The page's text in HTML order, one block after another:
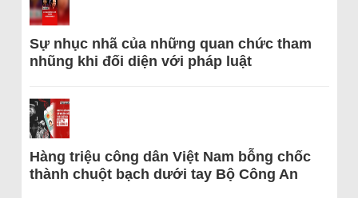
Sự nhục nhã của những quan chức tham
nhũng khi đối diện với pháp luật
Hàng triệu công dân Việt Nam bỗng chốc
thành chuột bạch dưới tay Bộ Công An